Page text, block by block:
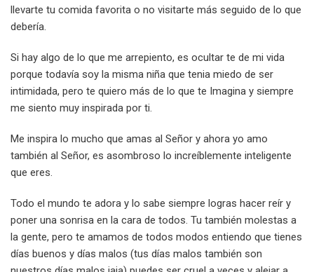
llevarte tu comida favorita o no visitarte más seguido de lo que
debería.
Si hay algo de lo que me arrepiento, es ocultar te de mi vida
porque todavía soy la misma niña que tenia miedo de ser
intimidada, pero te quiero más de lo que te Imagina y siempre
me siento muy inspirada por ti.
Me inspira lo mucho que amas al Señor y ahora yo amo
también al Señor, es asombroso lo increíblemente inteligente
que eres.
Todo el mundo te adora y lo sabe siempre logras hacer reír y
poner una sonrisa en la cara de todos. Tu también molestas a
la gente, pero te amamos de todos modos entiendo que tienes
días buenos y días malos (tus días malos también son